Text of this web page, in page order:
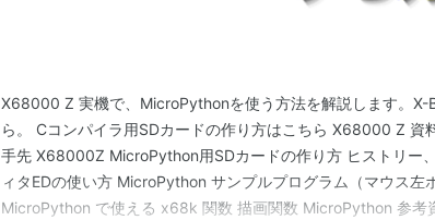
X68000 Z 実機で、MicroPythonを使う方法を解説します。X-
ら。 Cコンパイラ用SDカードの作り方はこちら X68000 Z 資
手先 X68000Z MicroPython用SDカードの作り方 ヒストリー
ィタEDの使い方 MicroPython サンプルプログラム（マウス左
MicroPython で使える x68k 関数 描画関数 MicroPython 参